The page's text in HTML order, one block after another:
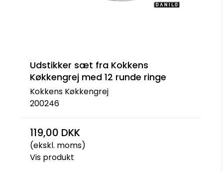
Udstikker sæt fra Kokkens
Køkkengrej med 12 runde ringe
Kokkens Køkkengrej
200246
119,00 DKK
(ekskl. moms)
Vis produkt